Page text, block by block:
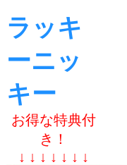
ラッキ
ーニッ
キー
お得な特典付
き！
↓ ↓ ↓ ↓ ↓ ↓ ↓